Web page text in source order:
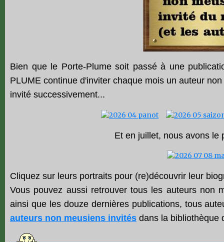
Bien que le Porte-Plume soit passé à une
PLUME continue d'inviter chaque mois un auteur
invité successivement...
Et en juillet, nous avons le
Cliquez sur leurs portraits pour (re)découvrir leur
Vous pouvez aussi retrouver tous les auteurs non
ainsi que les douze dernières publications, tous
auteurs non meusiens invités dans la bibliothèque